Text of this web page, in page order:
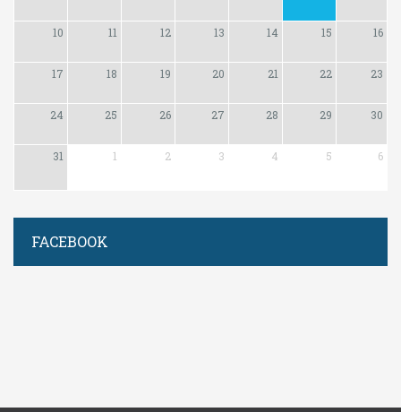
10 11 12 13 14 15 16
17 18 19 20 21 22 23
24 25 26 27 28 29 30
31 1 2 3 4 5 6
FACEBOOK